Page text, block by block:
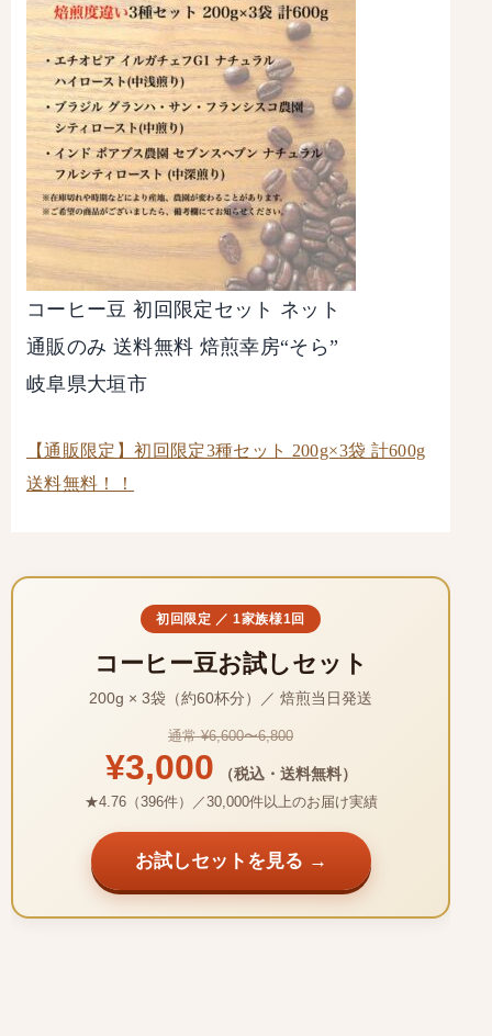
コーヒー豆 初回限定セット ネット
通販のみ 送料無料 焙煎幸房“そら”
岐阜県大垣市
【通販限定】初回限定3種セット 200g×3袋 計600g
送料無料！！
初回限定 ／ 1家族様1回
コーヒー豆お試しセット
200g × 3袋（約60杯分）／ 焙煎当日発送
通常 ¥6,600〜6,800
¥3,000 （税込・送料無料）
★4.76（396件）／30,000件以上のお届け実績
お試しセットを見る →